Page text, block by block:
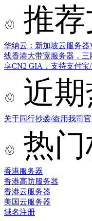
推
华纳云：新加坡云服务器
线香港大带宽服务器，三
享CN2 GIA，支持支付宝
近
关于同行抄袭/盗用我司
热
香港服务器
香港高防服务器
香港云服务器
美国云服务器
域名注册